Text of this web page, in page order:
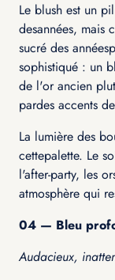
Le blush est un
desannées, mais
sucré des
sophistiqué : un
de l'or ancien
pardes accents
La lumière des
cettepalette. Le
l'after-party, les
atmosphère qui
04 — Bleu
Audacieux,